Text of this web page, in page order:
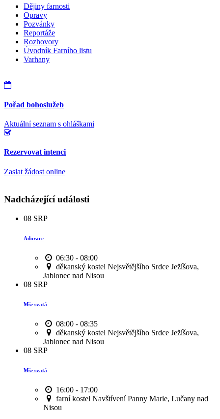
Dějiny farnosti
Opravy
Pozvánky
Reportáže
Rozhovory
Úvodník Farního listu
Varhany
Pořad bohoslužeb
Aktuální seznam s ohláškami
Rezervovat intenci
Zaslat žádost online
Nadcházející události
08 SRP
Adorace
06:30 - 08:00
děkanský kostel Nejsvětějšího Srdce Ježíšova,
Jablonec nad Nisou
08 SRP
Mše svatá
08:00 - 08:35
děkanský kostel Nejsvětějšího Srdce Ježíšova,
Jablonec nad Nisou
08 SRP
Mše svatá
16:00 - 17:00
farní kostel Navštívení Panny Marie, Lučany nad
Nisou